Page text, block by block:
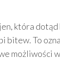
która dotąd
bitew. To
możliwości w